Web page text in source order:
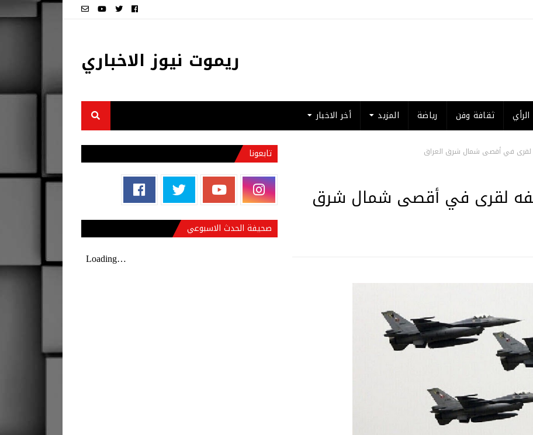
ريموت نيوز الاخباري
ثقافة وفن رياضة المزيد أخر الاخبار
لقرى في أقصى شمال شرق العراق
لقرى في أقصى شمال شرق
تابعونا
صحيفة الحدث الاسبوعي